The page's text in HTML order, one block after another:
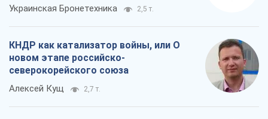
Украинская Бронетехника 2,5 т.
КНДР как катализатор войны, или О
новом этапе российско-
северокорейского союза
Алексей Кущ 2,7 т.